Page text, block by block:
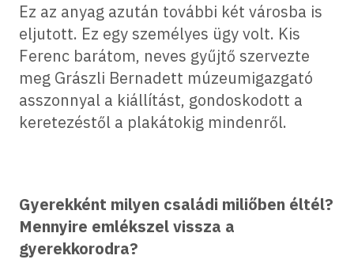
Ez az anyag azután további két városba is
eljutott. Ez egy személyes ügy volt. Kis
Ferenc barátom, neves gyűjtő szervezte
meg Grászli Bernadett múzeumigazgató
asszonnyal a kiállítást, gondoskodott a
keretezéstől a plakátokig mindenről.
Gyerekként milyen családi miliőben éltél?
Mennyire emlékszel vissza a
gyerekkorodra?